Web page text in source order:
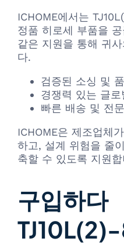
ICHOME에서는
정품 히로세 부품을
같은 지원을 통해 귀
다.
검증된 소싱 및
경쟁력 있는 글로
빠른 배송 및 전
ICHOME은 제조업체
하고, 설계 위험을 줄
축할 수 있도록 지원
구입하다